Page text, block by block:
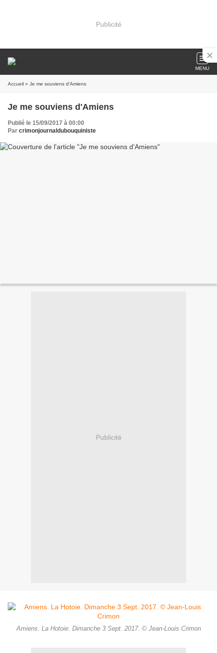
Publicité
MENU
Accueil » Je me souviens d'Amiens
Je me souviens d'Amiens
Publié le 15/09/2017 à 00:00
Par crimonjournaldubouquiniste
Publicité
Amiens. La Hotoie. Dimanche 3 Sept. 2017. © Jean-Louis Crimon